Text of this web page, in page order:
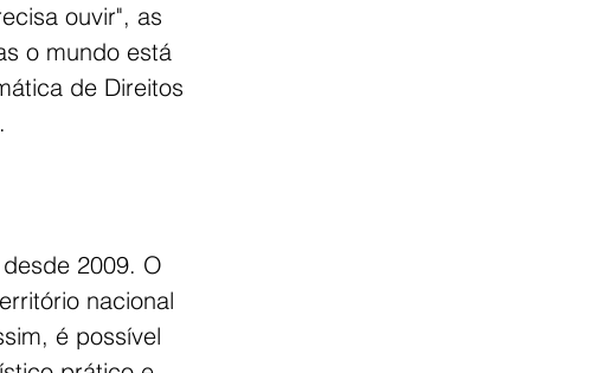
ouvir", as
o mundo está
de Direitos
2009. O
nacional
é possível